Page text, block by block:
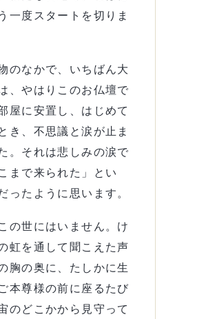
一度スタートを切りま
のなかで、いちばん大
、やはりこのお仏壇で
屋に安置し、はじめて
き、不思議と涙が止ま
。それは悲しみの涙で
まで来られた」とい
ったように思います。
の世にはいません。け
虹を通して聞こえた声
胸の奥に、たしかに生
本尊様の前に座るたび
のどこかから見守って